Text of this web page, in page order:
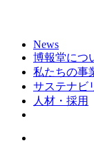
News
博報堂につ
私たちの事
サステナビ
人材・採用